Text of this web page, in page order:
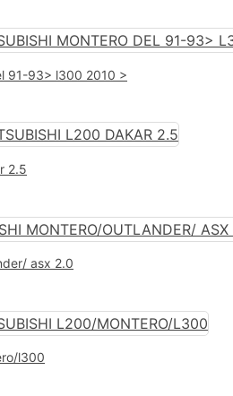
91-93> l300 2010 >
2.5
asx 2.0
l300